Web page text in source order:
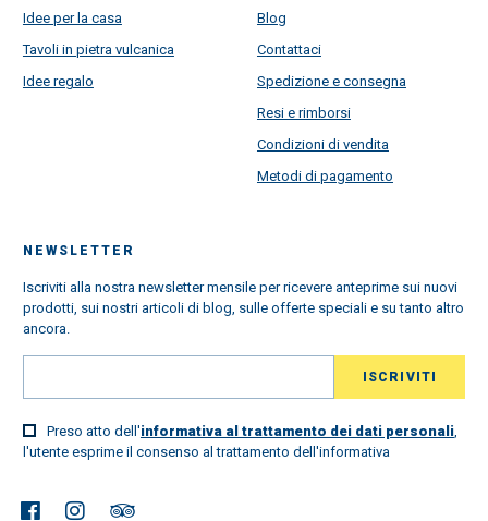
Idee per la casa
Tavoli in pietra vulcanica
Idee regalo
Blog
Contattaci
Spedizione e consegna
Resi e rimborsi
Condizioni di vendita
Metodi di pagamento
NEWSLETTER
Iscriviti alla nostra newsletter mensile per ricevere anteprime sui nuovi
prodotti, sui nostri articoli di blog, sulle offerte speciali e su tanto altro
ancora.
Preso atto dell'informativa al trattamento dei dati personali,
l'utente esprime il consenso al trattamento dell'informativa